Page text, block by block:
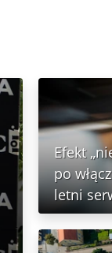
Efekt
po
letni